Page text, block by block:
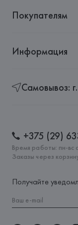
Покупателям
Информация
Самовывоз:
+375 (29)
Время работы: пн-вс
Заказы через
Получайте